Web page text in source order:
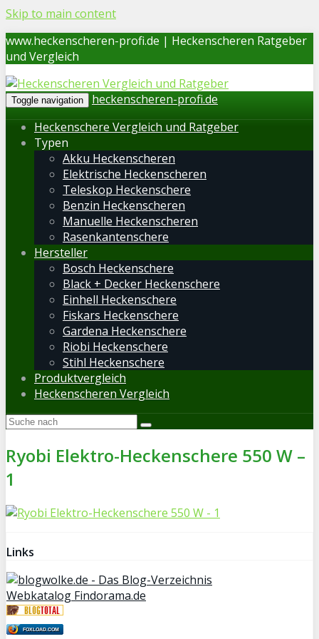
Skip to main content
www.heckenscheren-profi.de | Heckenscheren Ratgeber
und Vergleich
Toggle navigation
heckenscheren-profi.de
Heckenschere Vergleich und Ratgeber
Typen
Akku Heckenscheren
Elektrische Heckenscheren
Teleskop Heckenschere
Benzin Heckenscheren
Manuelle Heckenscheren
Rasenkantenschere
Hersteller
Bosch Heckenschere
Black + Decker Heckenschere
Einhell Heckenschere
Fiskars Heckenschere
Gardena Heckenschere
Riobi Heckenschere
Stihl Heckenschere
Produktvergleich
Heckenscheren Vergleich
Ryobi Elektro-Heckenschere 550 W –
1
Links
Webkatalog Findorama.de
FOXLOAD.COM